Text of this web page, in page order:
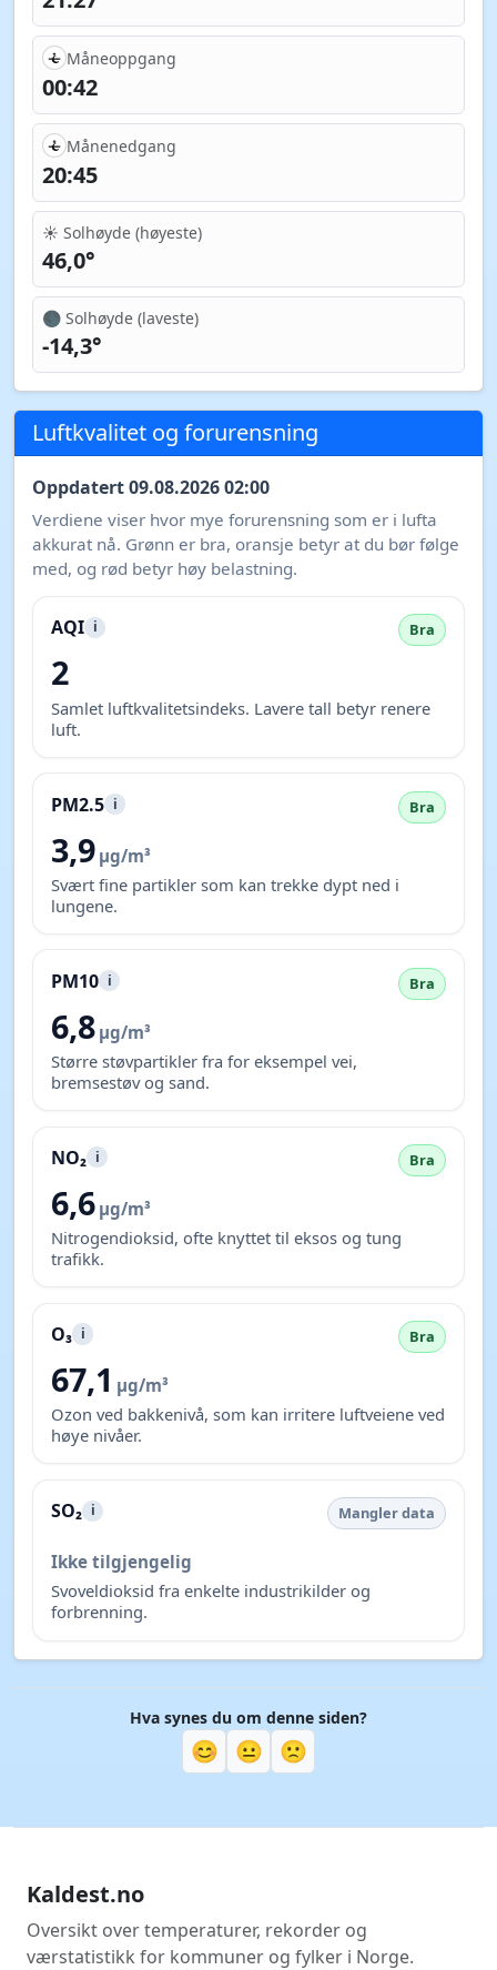
Måneoppgang
00:42
Månenedgang
20:45
☀️ Solhøyde (høyeste)
46,0°
🌑 Solhøyde (laveste)
-14,3°
Luftkvalitet og forurensning
Oppdatert 09.08.2026 02:00
Verdiene viser hvor mye forurensning som er i lufta
akkurat nå. Grønn er bra, oransje betyr at du bør følge
med, og rød betyr høy belastning.
AQI i Bra
2
Samlet luftkvalitetsindeks. Lavere tall betyr renere
luft.
PM2.5 i Bra
3,9 µg/m³
Svært fine partikler som kan trekke dypt ned i
lungene.
PM10 i Bra
6,8 µg/m³
Større støvpartikler fra for eksempel vei,
bremsestøv og sand.
NO₂ i Bra
6,6 µg/m³
Nitrogendioksid, ofte knyttet til eksos og tung
trafikk.
O₃ i Bra
67,1 µg/m³
Ozon ved bakkenivå, som kan irritere luftveiene ved
høye nivåer.
SO₂ i Mangler data
Ikke tilgjengelig
Svoveldioksid fra enkelte industrikilder og
forbrenning.
Hva synes du om denne siden?
😊 😐 🙁
Kaldest.no
Oversikt over temperaturer, rekorder og
værstatistikk for kommuner og fylker i Norge.